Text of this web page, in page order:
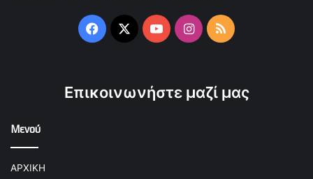
Facebook
X YouTubeInstagram
RSS
Επικοινωνήστε μαζί μας
Μενού
ΑΡΧΙΚΗ